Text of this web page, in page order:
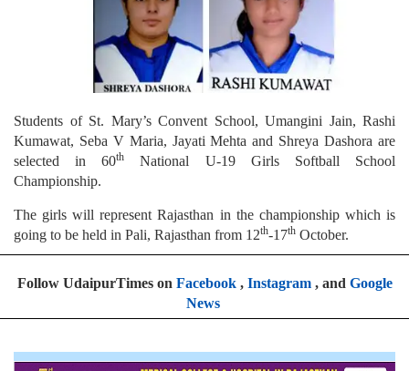
Students of St. Mary’s Convent School, Umangini Jain, Rashi
Kumawat, Seba V Maria, Jayati Mehta and Shreya Dashora are
selected in 60th
National U-19 Girls Softball School
Championship.
The girls will represent Rajasthan in the championship which is
going to be held in Pali, Rajasthan from 12th-17th October.
Follow UdaipurTimes on Facebook, Instagram, and Google
News